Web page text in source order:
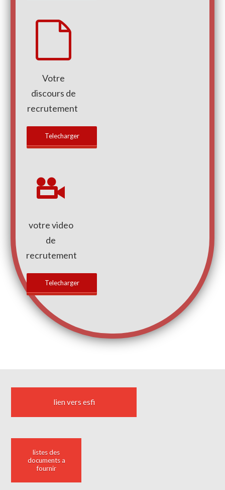
Votre
discours de
recrutement
Telecharger
votre video
de
recrutement
Telecharger
lien vers esfi
listes des
documents a
fournir